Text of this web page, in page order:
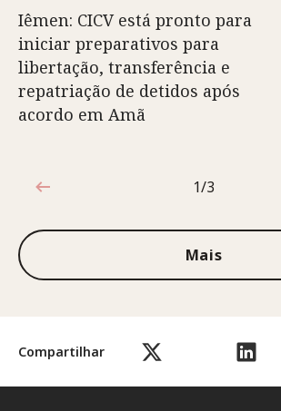
Compartilhar
Iêmen: CICV está pronto para
iniciar preparativos para
libertação, transferência e
repatriação de detidos após
acordo em Amã
1 de 3
1/3
Mais